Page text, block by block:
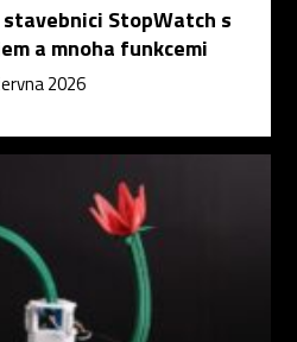
StopWatch s
a mnoha funkcemi
2026